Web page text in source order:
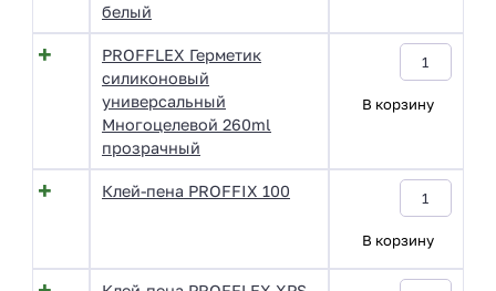
белый
PROFFLEX Герметик
силиконовый
универсальный
Многоцелевой 260ml
прозрачный
В корзину
Клей-пена PROFFIX 100
В корзину